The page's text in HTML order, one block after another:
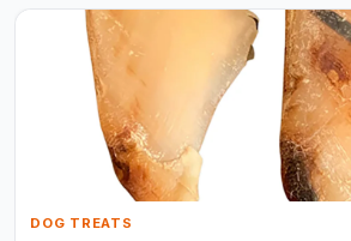
DOG TREATS